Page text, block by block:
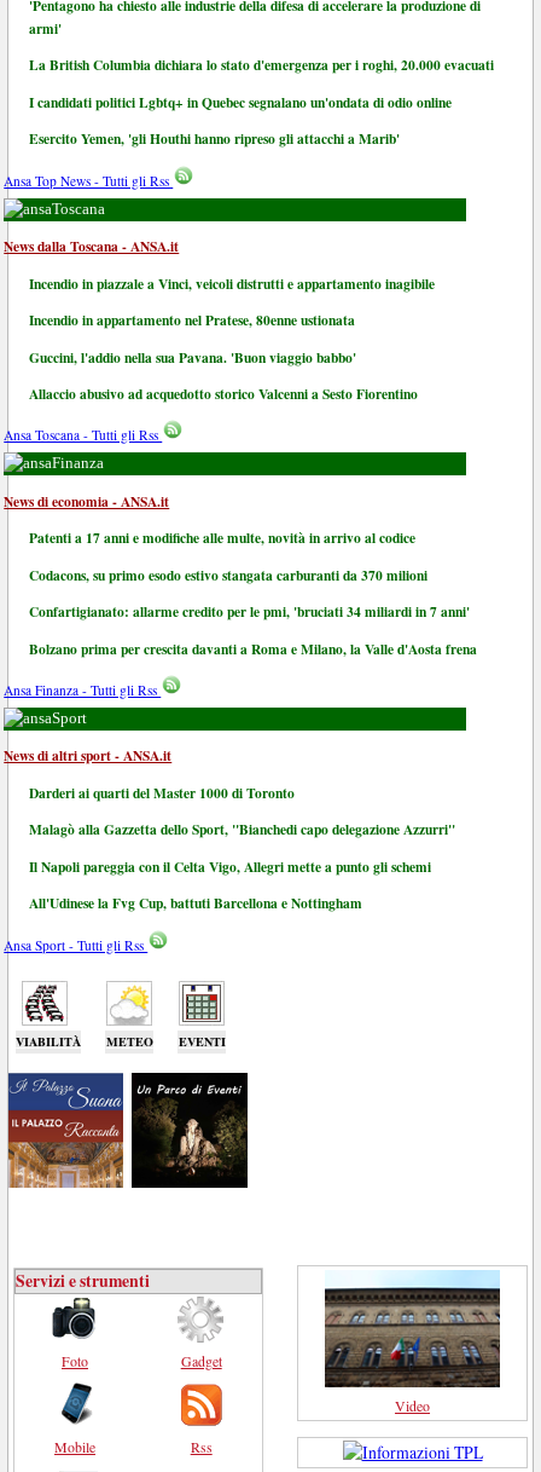
'Pentagono ha chiesto alle industrie della difesa di accelerare la produzione di
armi'
La British Columbia dichiara lo stato d'emergenza per i roghi, 20.000 evacuati
I candidati politici Lgbtq+ in Quebec segnalano un'ondata di odio online
Esercito Yemen, 'gli Houthi hanno ripreso gli attacchi a Marib'
Ansa Top News - Tutti gli Rss
Toscana
News dalla Toscana - ANSA.it
Incendio in piazzale a Vinci, veicoli distrutti e appartamento inagibile
Incendio in appartamento nel Pratese, 80enne ustionata
Guccini, l'addio nella sua Pavana. 'Buon viaggio babbo'
Allaccio abusivo ad acquedotto storico Valcenni a Sesto Fiorentino
Ansa Toscana - Tutti gli Rss
Finanza
News di economia - ANSA.it
Patenti a 17 anni e modifiche alle multe, novità in arrivo al codice
Codacons, su primo esodo estivo stangata carburanti da 370 milioni
Confartigianato: allarme credito per le pmi, 'bruciati 34 miliardi in 7 anni'
Bolzano prima per crescita davanti a Roma e Milano, la Valle d'Aosta frena
Ansa Finanza - Tutti gli Rss
Sport
News di altri sport - ANSA.it
Darderi ai quarti del Master 1000 di Toronto
Malagò alla Gazzetta dello Sport, "Bianchedi capo delegazione Azzurri"
Il Napoli pareggia con il Celta Vigo, Allegri mette a punto gli schemi
All'Udinese la Fvg Cup, battuti Barcellona e Nottingham
Ansa Sport - Tutti gli Rss
VIABILITÀ METEO EVENTI
Servizi e strumenti
Foto
Mobile
Gadget
Rss
Video